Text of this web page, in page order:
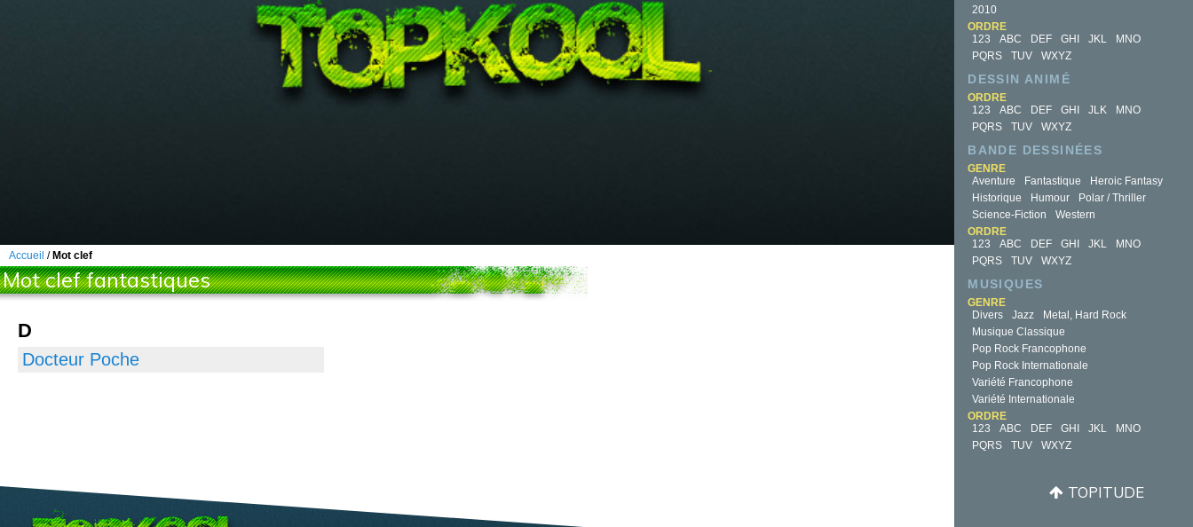
2010
ORDRE
123
ABC DEF GHI JKL
MNO
PQRS
TUV WXYZ
DESSIN ANIMÉ
ORDRE
123
ABC DEF GHI JLK
MNO
PQRS
TUV WXYZ
BANDE DESSINÉES
GENRE
Aventure
Fantastique
Heroic Fantasy
Historique
Humour
Polar / Thriller
Science-Fiction
Western
ORDRE
123
ABC DEF GHI JKL
MNO
PQRS
TUV WXYZ
MUSIQUES
GENRE
Divers
Jazz
Metal, Hard Rock
Musique Classique
Pop Rock Francophone
Pop Rock Internationale
Variété Francophone
Variété Internationale
ORDRE
123
ABC DEF GHI JKL
MNO
PQRS
TUV WXYZ
Accueil / Mot clef
Mot clef fantastiques
D
Docteur Poche
TOPITUDE